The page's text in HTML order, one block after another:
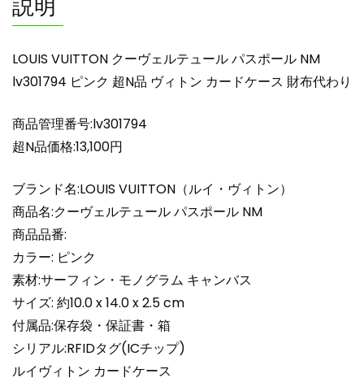
ル
NM
ピ
ン
超
N
ヴ
ィ
ト
ン
カ
ー
ド
ケ
ー
ス
財
LOUIS VUITTON クーヴェルテュール パスポール NM
lv301794 ピンク 超N品 ヴィトン カードケース 財布代わり
商品管理番号:lv301794
超N品価格:13,100円
ブランド名:LOUIS VUITTON（ルイ・ヴィトン）
商品名:クーヴェルテュール パスポール NM
商品品番:
カラー: ピンク
素材:サーフィン・モノグラム キャンバス
サイズ: 約10.0 x 14.0 x 2.5 cm
付属品:保存袋・保証書・箱
シリアル:RFIDタグ(ICチップ)
ルイヴィトン カードケース